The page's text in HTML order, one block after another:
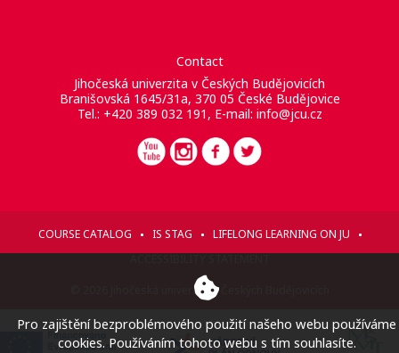
Contact
Jihočeská univerzita v Českých Budějovicích
Branišovská 1645/31a, 370 05 České Budějovice
Tel.: +420 389 032 191, E-mail: info@jcu.cz
COURSE CATALOG IS STAG
LIFELONG LEARNING ON JU
© 2026 Jihočeská univerzita v Českých Budějovicích
Pro zajištění bezproblémového použití našeho webu používáme
cookies. Používáním tohoto webu s tím souhlasíte.